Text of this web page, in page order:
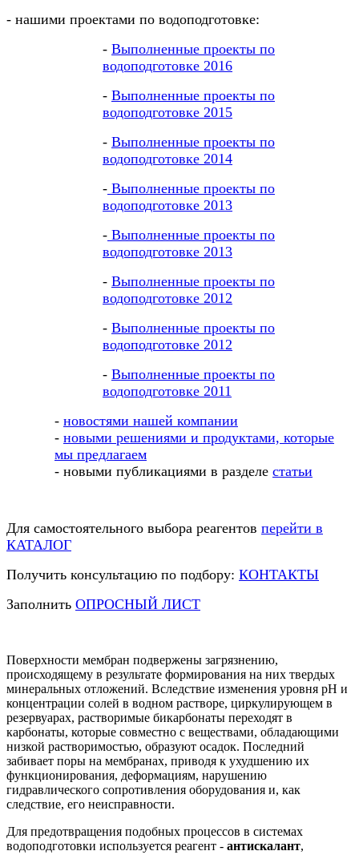
- нашими проектами по водоподготовке:
- Выполненные проекты по
водоподготовке 2016
- Выполненные проекты по
водоподготовке 2015
- Выполненные проекты по
водоподготовке 2014
- Выполненные проекты по
водоподготовке 2013
- Выполненные проекты по
водоподготовке 2013
- Выполненные проекты по
водоподготовке 2012
- Выполненные проекты по
водоподготовке 2012
- Выполненные проекты по
водоподготовке 2011
- новостями нашей компании
- новыми решениями и продуктами, которые
мы предлагаем
- новыми публикациями в разделе статьи
Для самостоятельного выбора реагентов перейти в
КАТАЛОГ
Получить консультацию по подбору: КОНТАКТЫ
Заполнить ОПРОСНЫЙ ЛИСТ
Поверхности мембран подвержены загрязнению,
происходящему в результате формирования на них твердых
минеральных отложений. Вследствие изменения уровня pH и
концентрации солей в водном растворе, циркулирующем в
резервуарах, растворимые бикарбонаты переходят в
карбонаты, которые совместно с веществами, обладающими
низкой растворимостью, образуют осадок. Последний
забивает поры на мембранах, приводя к ухудшению их
функционирования, деформациям, нарушению
гидравлического сопротивления оборудования и, как
следствие, его неисправности.
Для предотвращения подобных процессов в системах
водоподготовки используется реагент - антискалант,